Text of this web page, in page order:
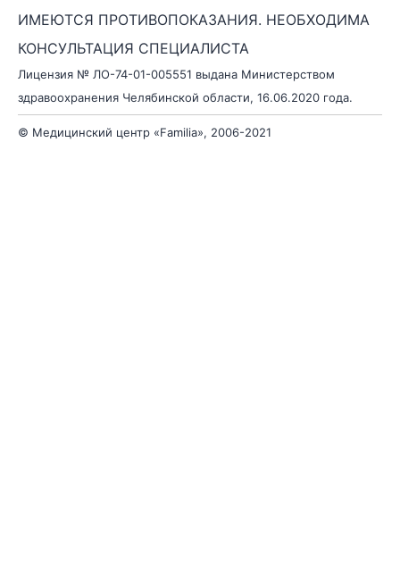
ИМЕЮТСЯ ПРОТИВОПОКАЗАНИЯ. НЕОБХОДИМА
КОНСУЛЬТАЦИЯ СПЕЦИАЛИСТА
Лицензия № ЛО-74-01-005551 выдана Министерством
здравоохранения Челябинской области, 16.06.2020 года.
© Медицинский центр «Familia», 2006-2021